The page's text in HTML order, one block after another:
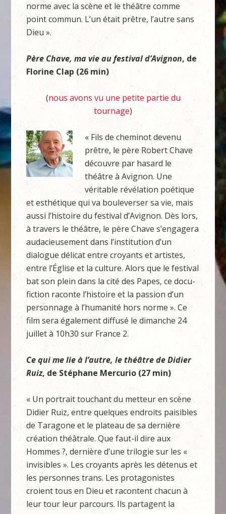
norme avec la scène et le théâtre comme
point commun. L’un était prêtre, l’autre sans
Dieu ».
Père Chave, ma vie au festival d’Avignon, de
Florine Clap (26 min)
(nous avons vu une petite partie du
tournage)
« Fils de cheminot devenu
prêtre, le père Robert Chave
découvre par hasard le
théâtre à Avignon. Une
véritable révélation poétique
et esthétique qui va bouleverser sa vie, mais
aussi l’histoire du festival d’Avignon. Dès lors,
à travers le théâtre, le père Chave s’engagera
audacieusement dans l’institution d’un
dialogue délicat entre croyants et artistes,
entre l’Église et la culture. Alors que le festival
bat son plein dans la cité des Papes, ce docu-
fiction raconte l’histoire et la passion d’un
personnage à l’humanité hors norme ». Ce
film sera également diffusé le dimanche 24
juillet à 10h30 sur France 2.
Ce qui me lie à l’autre, le théâtre de Didier
Ruiz, de Stéphane Mercurio (27 min)
« Un portrait touchant du metteur en scène
Didier Ruiz, entre quelques endroits paisibles
de Taragone et le plateau de sa dernière
création théâtrale. Que faut-il dire aux
Hommes ?, dernière d’une trilogie sur les «
invisibles ». Les croyants après les détenus et
les personnes trans. Les protagonistes
croient tous en Dieu et racontent chacun à
leur tour leur parcours. Ils partagent la